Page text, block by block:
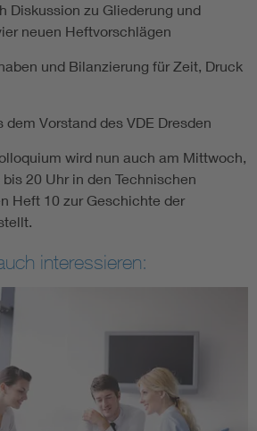
Diskussion zu Gliederung und
neuen Heftvorschlägen
und Bilanzierung für Zeit, Druck
Vorstand des VDE Dresden
wird nun auch am Mittwoch,
20 Uhr in den Technischen
Heft 10 zur Geschichte der
interessieren: